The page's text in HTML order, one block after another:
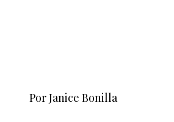
Por Janice Bonilla